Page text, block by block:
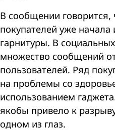
В сообщении говорится,
покупателей уже начала
гарнитуры. В
множество сообщений
пользователей. Ряд
на проблемы со
использованием
якобы привело к
одном из глаз.